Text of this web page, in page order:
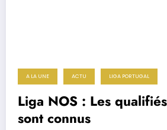
A LA UNE ACTU LIGA PORTUGAL
Liga NOS : Les
sont connus